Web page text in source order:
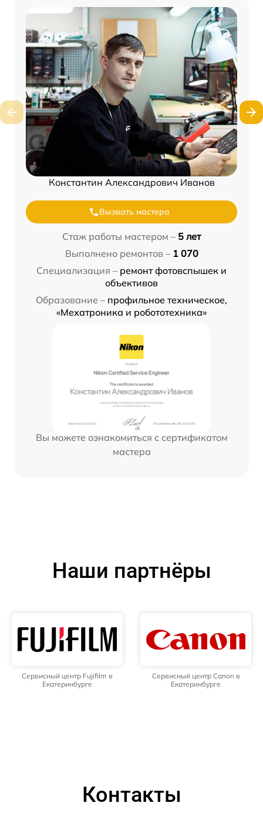
Константин Александрович Иванов
Вызвать мастера
Стаж работы мастером – 5 лет
Выполнено ремонтов – 1 070
Специализация – ремонт фотовспышек и
объективов
Образование – профильное техническое,
«Мехатроника и робототехника»
Вы можете ознакомиться с сертификатом
мастера
Наши партнёры
Сервисный центр Fujifilm в
Екатеринбурге
Сервисный центр Canon в
Екатеринбурге
Контакты